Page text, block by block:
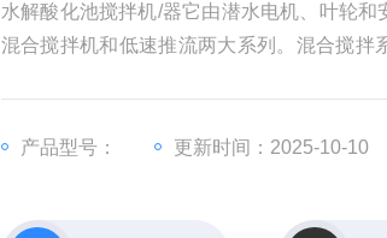
水解酸化池搅拌机/器它由潜水电机、叶轮
混合搅拌机和低速推流两大系列。混合搅
产品型号：
更新时间：2025-10-10